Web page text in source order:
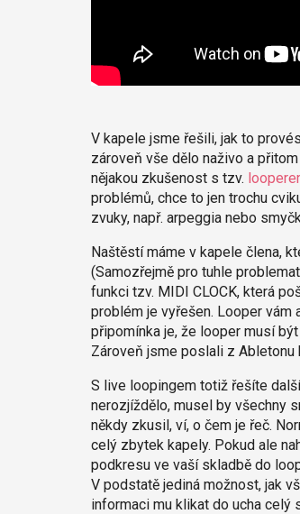
V kapele jsme řešili, jak to
zároveň vše dělo naživo a
nějakou zkušenost s tzv.
problémů, chce to jen trochu
zvuky, např. arpeggia nebo
Naštěstí máme v kapele člena,
(Samozřejmě pro tuhle
funkci tzv. MIDI CLOCK, která
problém je vyřešen. Looper
připomínka je, že looper musí
Zároveň jsme poslali z Abletonu
S live loopingem totiž řešíte
nerozjíždělo, musel by všechny
někdy zkusil, ví, o čem je řeč.
celý zbytek kapely. Pokud ale
podkresu ve vaší skladbě do
V podstatě jediná možnost, jak
informaci mu klikat do ucha celý